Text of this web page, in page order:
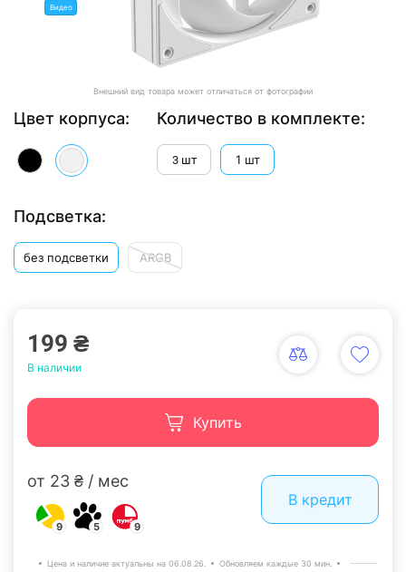
Видео
Внешний вид товара может отличаться от фотографии
Цвет корпуса: Количество в комплекте:
3 шт 1 шт
Подсветка:
без подсветки ARGB
199 ₴
В наличии
Купить
от 23 ₴ / мес
9 5 9
В кредит
Цена и наличие актуальны на 06.08.26. Обновляем каждые 30 мин.